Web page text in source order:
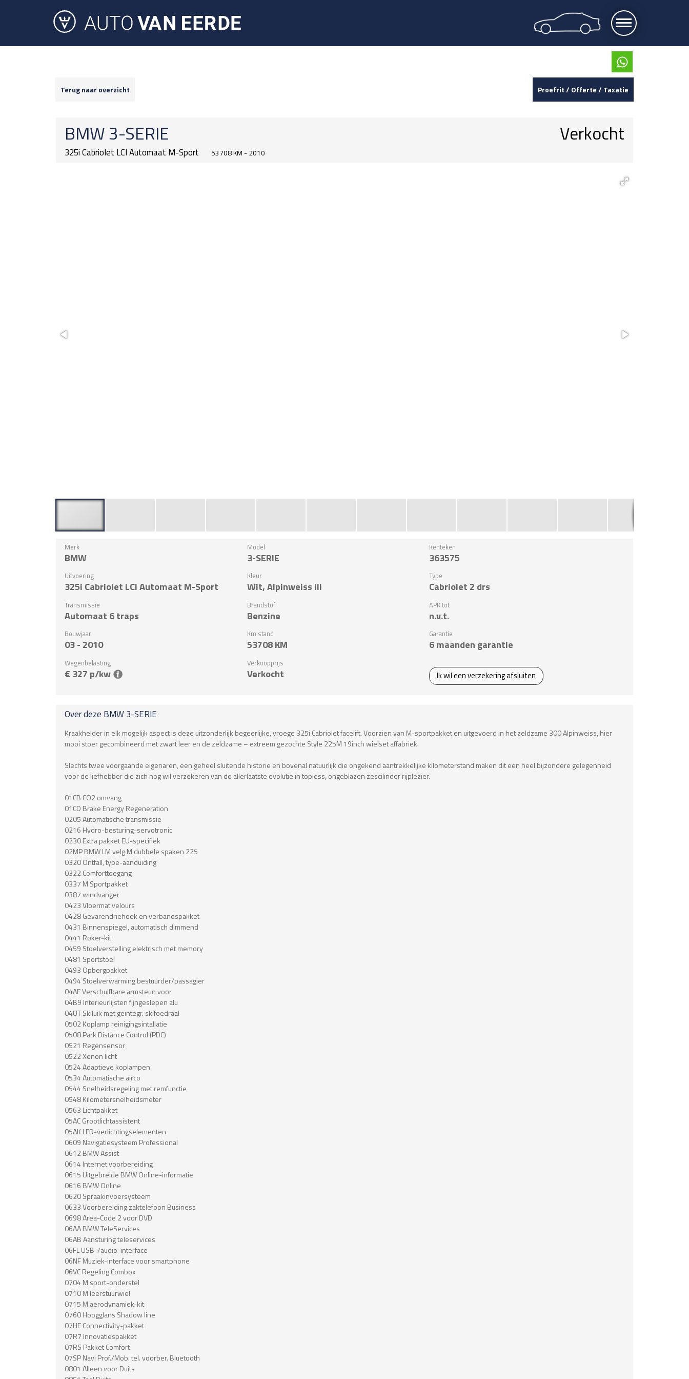
Terug naar overzicht Proefrit / Offerte / Taxatie
BMW3-SERIE
325i Cabriolet LCI Automaat M-Sport 53708 KM - 2010
Verkocht
Merk
BMW
Model
3-SERIE
Kenteken
363575
Uitvoering
325i Cabriolet LCI Automaat M-Sport
Kleur
Wit, Alpinweiss III
Type
Cabriolet 2 drs
Transmissie
Automaat 6 traps
Brandstof
Benzine
APK tot
n.v.t.
Bouwjaar
03 - 2010
Km stand
53708KM
Garantie
6 maanden garantie
Wegenbelasting
€ 327 p/kw
Verkoopprijs
Verkocht Ik wil een verzekering afsluiten
Over deze BMW 3-SERIE
Kraakhelder in elk mogelijk aspect is deze uitzonderlijk begeerlijke, vroege 325i Cabriolet facelift. Voorzien van M-sportpakket en uitgevoerd in het zeldzame 300 Alpinweiss, hier
mooi stoer gecombineerd met zwart leer en de zeldzame – extreem gezochte Style 225M 19inch wielset affabriek.
Slechts twee voorgaande eigenaren, een geheel sluitende historie en bovenal natuurlijk die ongekend aantrekkelijke kilometerstand maken dit een heel bijzondere gelegenheid
voor de liefhebber die zich nog wil verzekeren van de allerlaatste evolutie in topless, ongeblazen zescilinder rijplezier.
01CB CO2 omvang
01CD Brake Energy Regeneration
0205 Automatische transmissie
0216 Hydro-besturing-servotronic
0230 Extra pakket EU-specifiek
02MP BMW LM velg M dubbele spaken 225
0320 Ontfall, type-aanduiding
0322 Comforttoegang
0337 M Sportpakket
0387 windvanger
0423 Vloermat velours
0428 Gevarendriehoek en verbandspakket
0431 Binnenspiegel, automatisch dimmend
0441 Roker-kit
0459 Stoelverstelling elektrisch met memory
0481 Sportstoel
0493 Opbergpakket
0494 Stoelverwarming bestuurder/passagier
04AE Verschuifbare armsteun voor
04B9 Interieurlijsten fijngeslepen alu
04UT Skiluik met geïntegr. skifoedraal
0502 Koplamp reinigingsintallatie
0508 Park Distance Control (PDC)
0521 Regensensor
0522 Xenon licht
0524 Adaptieve koplampen
0534 Automatische airco
0544 Snelheidsregeling met remfunctie
0548 Kilometersnelheidsmeter
0563 Lichtpakket
05AC Grootlichtassistent
05AK LED-verlichtingselementen
0609 Navigatiesysteem Professional
0612 BMW Assist
0614 Internet voorbereiding
0615 Uitgebreide BMW Online-informatie
0616 BMW Online
0620 Spraakinvoersysteem
0633 Voorbereiding zaktelefoon Business
0698 Area-Code 2 voor DVD
06AA BMW TeleServices
06AB Aansturing teleservices
06FL USB-/audio-interface
06NF Muziek-interface voor smartphone
06VC Regeling Combox
0704 M sport-onderstel
0710 M leerstuurwiel
0715 M aerodynamiek-kit
0760 Hoogglans Shadow line
07HE Connectivity-pakket
07R7 Innovatiespakket
07RS Pakket Comfort
07SP Navi Prof./Mob. tel. voorber. Bluetooth
0801 Alleen voor Duits